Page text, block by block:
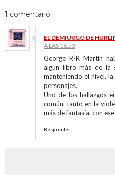
1 comentario:
EL DEMIURGO DE
A LAS 18:53
George R-R Martin
algún libro más de la
manteniendo el nivel,
personajes.
Uno de los hallazgos
común, tanto en la
más de fantasía, con
Responder